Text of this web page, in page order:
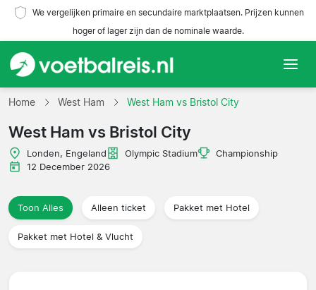
We vergelijken primaire en secundaire marktplaatsen. Prijzen kunnen
hoger of lager zijn dan de nominale waarde.
Home
Teams
Competities
Reisorganisaties
Home West Ham West Ham vs Bristol City
West Ham vs Bristol City
Londen, Engeland Olympic Stadium
Championship
12 December 2026
Toon Alles Alleen ticket Pakket met Hotel
Pakket met Hotel & Vlucht